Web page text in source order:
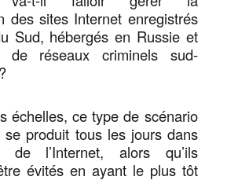
des sites Internet enregistrés
Sud, hébergés en Russie et
de réseaux criminels sud-
échelles, ce type de scénario
se produit tous les jours dans
de l’Internet, alors qu’ils
évités en ayant le plus tôt